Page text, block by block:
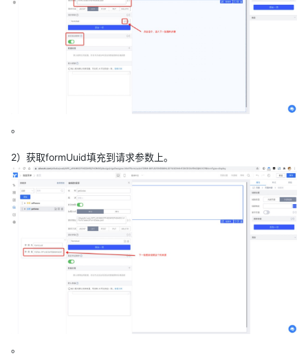
。
2）获取formUuid填充到请求参数上。
。